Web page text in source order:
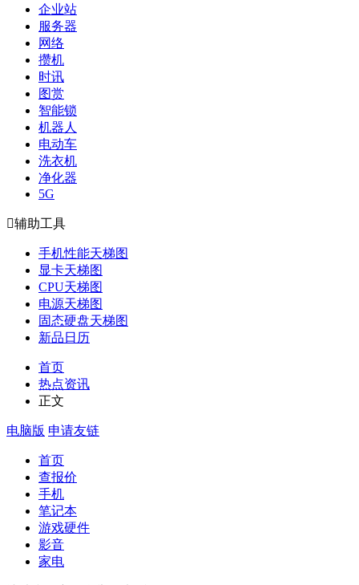
企业站
服务器
网络
攒机
时讯
图赏
智能锁
机器人
电动车
洗衣机
净化器
5G
辅助工具
手机性能天梯图
显卡天梯图
CPU天梯图
电源天梯图
固态硬盘天梯图
新品日历
首页
热点资讯
正文
电脑版 申请友链
首页
查报价
手机
笔记本
游戏硬件
影音
家电